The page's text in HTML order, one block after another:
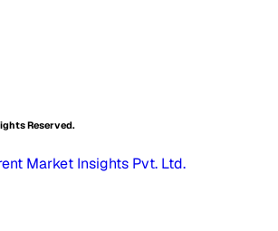
Reserved.
Market Insights Pvt. Ltd.